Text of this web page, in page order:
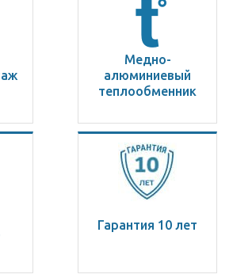
Медно-
алюминиевый
теплообменник
Гарантия 10 лет